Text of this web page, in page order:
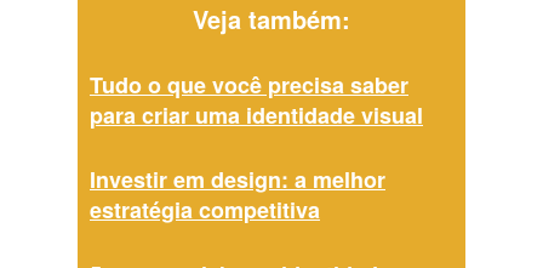
Veja também:
Tudo o que você precisa saber
para criar uma identidade visual
Investir em design: a melhor
estratégia competitiva